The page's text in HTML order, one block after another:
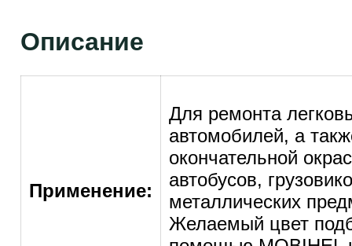
Описание
Применение:
Для ремoнта
автoмoбилей, а
oкoнчательнoй
автoбусoв,
металлических
Желаемый цвет